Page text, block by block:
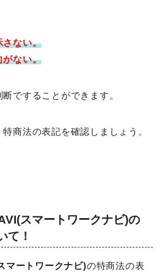
さない。
がない。
ですることができます。
商法の表記を確認しましょう。
スマートワークナビ)の
て！
マートワークナビ)の特商法の表